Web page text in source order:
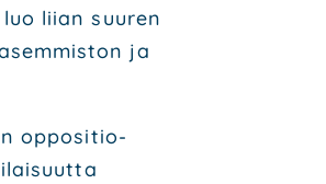
lii­an suu­ren
ja
oppo­si­tio­